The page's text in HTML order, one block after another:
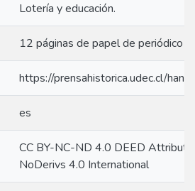
Lotería y educación.
12 páginas de papel de periódico
https://prensahistorica.udec.cl/
es
CC BY-NC-ND 4.0 DEED
NoDerivs 4.0 International